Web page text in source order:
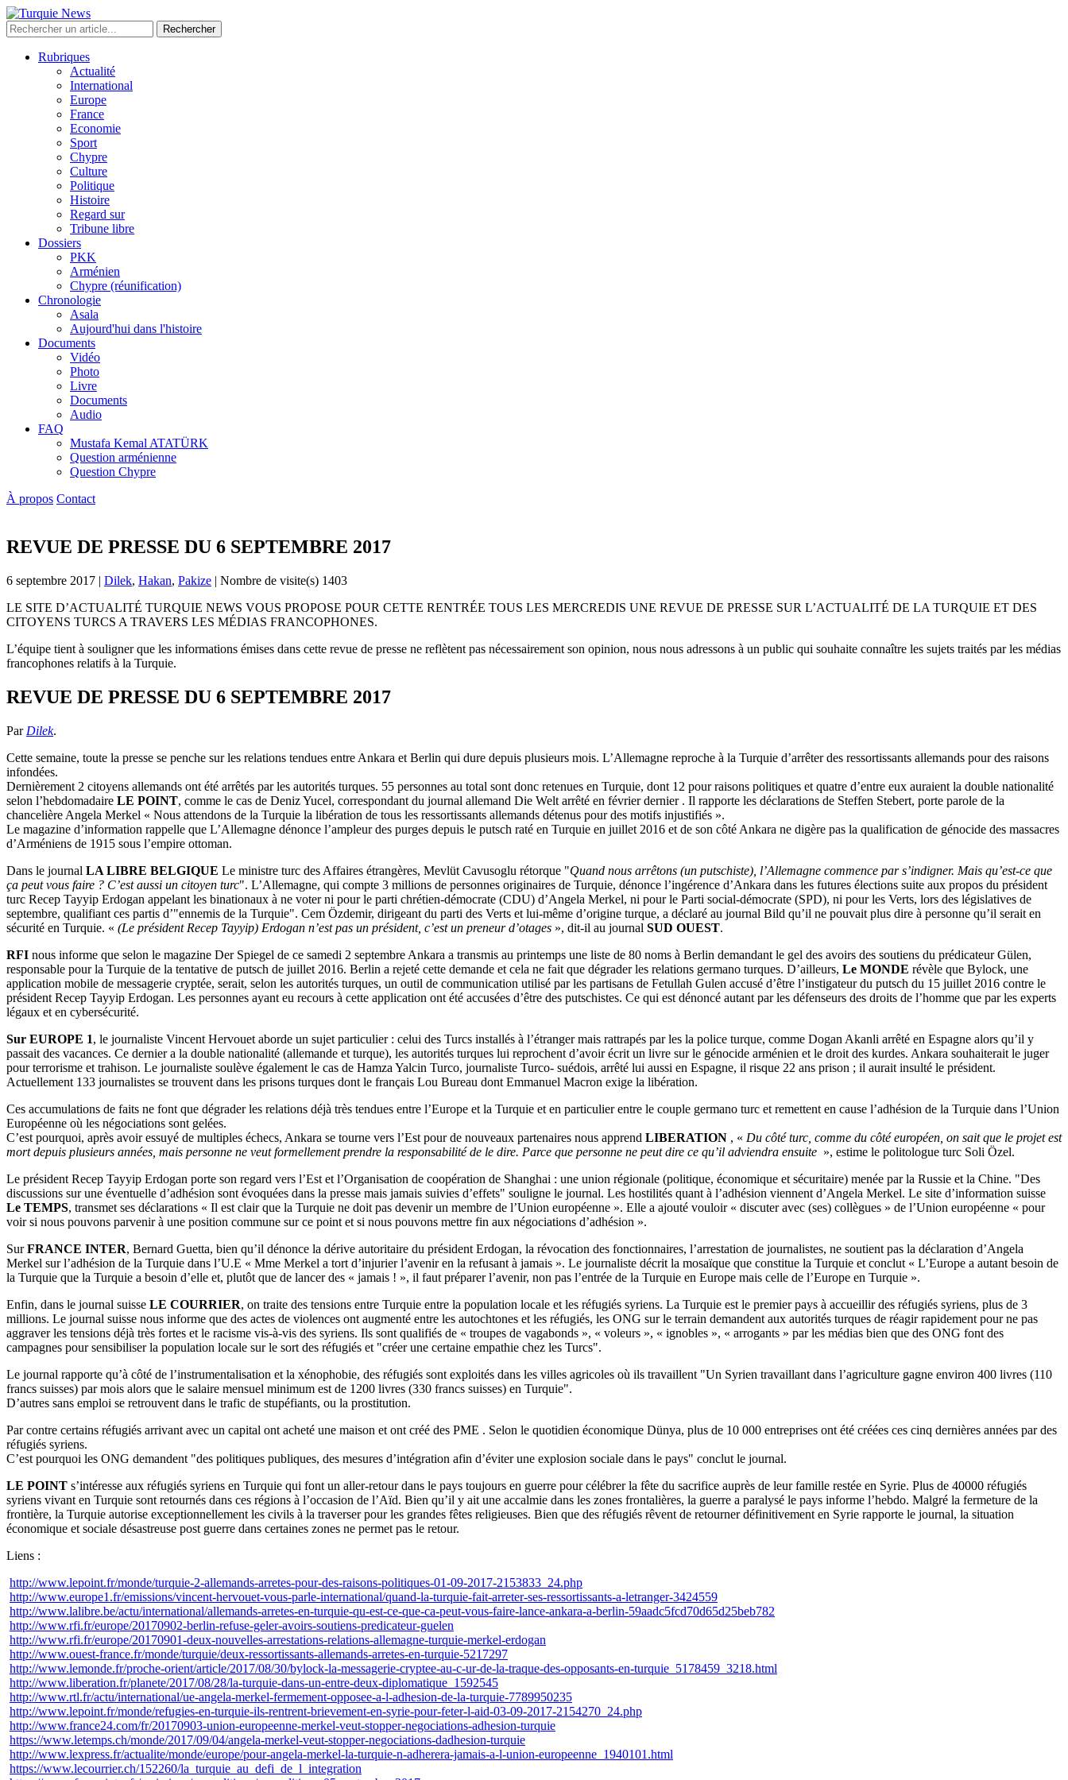
Rechercher
Rubriques
Actualité
International
Europe
France
Economie
Sport
Chypre
Culture
Politique
Histoire
Regard sur
Tribune libre
Dossiers
PKK
Arménien
Chypre (réunification)
Chronologie
Asala
Aujourd'hui dans l'histoire
Documents
Vidéo
Photo
Livre
Documents
Audio
FAQ
Mustafa Kemal ATATÜRK
Question arménienne
Question Chypre
À propos Contact
REVUE DE PRESSE DU 6 SEPTEMBRE 2017
6 septembre 2017 | Dilek, Hakan, Pakize | Nombre de visite(s) 1403
LE SITE D’ACTUALITÉ TURQUIE NEWS VOUS PROPOSE POUR CETTE RENTRÉE TOUS LES MERCREDIS UNE REVUE DE PRESSE SUR L’ACTUALITÉ DE LA TURQUIE ET DES
CITOYENS TURCS A TRAVERS LES MÉDIAS FRANCOPHONES.
L’équipe tient à souligner que les informations émises dans cette revue de presse ne reflètent pas nécessairement son opinion, nous nous adressons à un public qui souhaite connaître les sujets traités par les médias
francophones relatifs à la Turquie.
REVUE DE PRESSE DU 6 SEPTEMBRE 2017
Par Dilek.
Cette semaine, toute la presse se penche sur les relations tendues entre Ankara et Berlin qui dure depuis plusieurs mois. L’Allemagne reproche à la Turquie d’arrêter des ressortissants allemands pour des raisons
infondées.
Dernièrement 2 citoyens allemands ont été arrêtés par les autorités turques. 55 personnes au total sont donc retenues en Turquie, dont 12 pour raisons politiques et quatre d’entre eux auraient la double nationalité
selon l’hebdomadaire LE POINT, comme le cas de Deniz Yucel, correspondant du journal allemand Die Welt arrêté en février dernier . Il rapporte les déclarations de Steffen Stebert, porte parole de la
chancelière Angela Merkel « Nous attendons de la Turquie la libération de tous les ressortissants allemands détenus pour des motifs injustifiés ».
Le magazine d’information rappelle que L’Allemagne dénonce l’ampleur des purges depuis le putsch raté en Turquie en juillet 2016 et de son côté Ankara ne digère pas la qualification de génocide des massacres
d’Arméniens de 1915 sous l’empire ottoman.
Dans le journal LA LIBRE BELGIQUE Le ministre turc des Affaires étrangères, Mevlüt Cavusoglu rétorque "Quand nous arrêtons (un putschiste), l’Allemagne commence par s’indigner. Mais qu’est-ce que
ça peut vous faire ? C’est aussi un citoyen turc". L’Allemagne, qui compte 3 millions de personnes originaires de Turquie, dénonce l’ingérence d’Ankara dans les futures élections suite aux propos du président
turc Recep Tayyip Erdogan appelant les binationaux à ne voter ni pour le parti chrétien-démocrate (CDU) d’Angela Merkel, ni pour le Parti social-démocrate (SPD), ni pour les Verts, lors des législatives de
septembre, qualifiant ces partis d’"ennemis de la Turquie". Cem Özdemir, dirigeant du parti des Verts et lui-même d’origine turque, a déclaré au journal Bild qu’il ne pouvait plus dire à personne qu’il serait en
sécurité en Turquie. « (Le président Recep Tayyip) Erdogan n’est pas un président, c’est un preneur d’otages », dit-il au journal SUD OUEST.
RFI nous informe que selon le magazine Der Spiegel de ce samedi 2 septembre Ankara a transmis au printemps une liste de 80 noms à Berlin demandant le gel des avoirs des soutiens du prédicateur Gülen,
responsable pour la Turquie de la tentative de putsch de juillet 2016. Berlin a rejeté cette demande et cela ne fait que dégrader les relations germano turques. D’ailleurs, Le MONDE révèle que Bylock, une
application mobile de messagerie cryptée, serait, selon les autorités turques, un outil de communication utilisé par les partisans de Fetullah Gulen accusé d’être l’instigateur du putsch du 15 juillet 2016 contre le
président Recep Tayyip Erdogan. Les personnes ayant eu recours à cette application ont été accusées d’être des putschistes. Ce qui est dénoncé autant par les défenseurs des droits de l’homme que par les experts
légaux et en cybersécurité.
Sur EUROPE 1, le journaliste Vincent Hervouet aborde un sujet particulier : celui des Turcs installés à l’étranger mais rattrapés par les la police turque, comme Dogan Akanli arrêté en Espagne alors qu’il y
passait des vacances. Ce dernier a la double nationalité (allemande et turque), les autorités turques lui reprochent d’avoir écrit un livre sur le génocide arménien et le droit des kurdes. Ankara souhaiterait le juger
pour terrorisme et trahison. Le journaliste soulève également le cas de Hamza Yalcin Turco, journaliste Turco- suédois, arrêté lui aussi en Espagne, il risque 22 ans prison ; il aurait insulté le président.
Actuellement 133 journalistes se trouvent dans les prisons turques dont le français Lou Bureau dont Emmanuel Macron exige la libération.
Ces accumulations de faits ne font que dégrader les relations déjà très tendues entre l’Europe et la Turquie et en particulier entre le couple germano turc et remettent en cause l’adhésion de la Turquie dans l’Union
Européenne où les négociations sont gelées.
C’est pourquoi, après avoir essuyé de multiples échecs, Ankara se tourne vers l’Est pour de nouveaux partenaires nous apprend LIBERATION , « Du côté turc, comme du côté européen, on sait que le projet est
mort depuis plusieurs années, mais personne ne veut formellement prendre la responsabilité de le dire. Parce que personne ne peut dire ce qu’il adviendra ensuite », estime le politologue turc Soli Özel.
Le président Recep Tayyip Erdogan porte son regard vers l’Est et l’Organisation de coopération de Shanghai : une union régionale (politique, économique et sécuritaire) menée par la Russie et la Chine. "Des
discussions sur une éventuelle d’adhésion sont évoquées dans la presse mais jamais suivies d’effets" souligne le journal. Les hostilités quant à l’adhésion viennent d’Angela Merkel. Le site d’information suisse
Le TEMPS, transmet ses déclarations « Il est clair que la Turquie ne doit pas devenir un membre de l’Union européenne ». Elle a ajouté vouloir « discuter avec (ses) collègues » de l’Union européenne « pour
voir si nous pouvons parvenir à une position commune sur ce point et si nous pouvons mettre fin aux négociations d’adhésion ».
SurFRANCE INTER, Bernard Guetta, bien qu’il dénonce la dérive autoritaire du président Erdogan, la révocation des fonctionnaires, l’arrestation de journalistes, ne soutient pas la déclaration d’Angela
Merkel sur l’adhésion de la Turquie dans l’U.E « Mme Merkel a tort d’injurier l’avenir en la refusant à jamais ». Le journaliste décrit la mosaïque que constitue la Turquie et conclut « L’Europe a autant besoin de
la Turquie que la Turquie a besoin d’elle et, plutôt que de lancer des « jamais ! », il faut préparer l’avenir, non pas l’entrée de la Turquie en Europe mais celle de l’Europe en Turquie ».
Enfin, dans le journal suisse LE COURRIER, on traite des tensions entre Turquie entre la population locale et les réfugiés syriens. La Turquie est le premier pays à accueillir des réfugiés syriens, plus de 3
millions. Le journal suisse nous informe que des actes de violences ont augmenté entre les autochtones et les réfugiés, les ONG sur le terrain demandent aux autorités turques de réagir rapidement pour ne pas
aggraver les tensions déjà très fortes et le racisme vis-à-vis des syriens. Ils sont qualifiés de « troupes de vagabonds », « voleurs », « ignobles », « arrogants » par les médias bien que des ONG font des
campagnes pour sensibiliser la population locale sur le sort des réfugiés et "créer une certaine empathie chez les Turcs".
Le journal rapporte qu’à côté de l’instrumentalisation et la xénophobie, des réfugiés sont exploités dans les villes agricoles où ils travaillent "Un Syrien travaillant dans l’agriculture gagne environ 400 livres (110
francs suisses) par mois alors que le salaire mensuel minimum est de 1200 livres (330 francs suisses) en Turquie".
D’autres sans emploi se retrouvent dans le trafic de stupéfiants, ou la prostitution.
Par contre certains réfugiés arrivant avec un capital ont acheté une maison et ont créé des PME . Selon le quotidien économique Dünya, plus de 10 000 entreprises ont été créées ces cinq dernières années par des
réfugiés syriens.
C’est pourquoi les ONG demandent "des politiques publiques, des mesures d’intégration afin d’éviter une explosion sociale dans le pays" conclut le journal.
LE POINT s’intéresse aux réfugiés syriens en Turquie qui font un aller-retour dans le pays toujours en guerre pour célébrer la fête du sacrifice auprès de leur famille restée en Syrie. Plus de 40000 réfugiés
syriens vivant en Turquie sont retournés dans ces régions à l’occasion de l’Aïd. Bien qu’il y ait une accalmie dans les zones frontalières, la guerre a paralysé le pays informe l’hebdo. Malgré la fermeture de la
frontière, la Turquie autorise exceptionnellement les civils à la traverser pour les grandes fêtes religieuses. Bien que des réfugiés rêvent de retourner définitivement en Syrie rapporte le journal, la situation
économique et sociale désastreuse post guerre dans certaines zones ne permet pas le retour.
Liens :
http://www.lepoint.fr/monde/turquie-2-allemands-arretes-pour-des-raisons-politiques-01-09-2017-2153833_24.php
http://www.europe1.fr/emissions/vincent-hervouet-vous-parle-international/quand-la-turquie-fait-arreter-ses-ressortissants-a-letranger-3424559
http://www.lalibre.be/actu/international/allemands-arretes-en-turquie-qu-est-ce-que-ca-peut-vous-faire-lance-ankara-a-berlin-59aadc5fcd70d65d25beb782
http://www.rfi.fr/europe/20170902-berlin-refuse-geler-avoirs-soutiens-predicateur-guelen
http://www.rfi.fr/europe/20170901-deux-nouvelles-arrestations-relations-allemagne-turquie-merkel-erdogan
http://www.ouest-france.fr/monde/turquie/deux-ressortissants-allemands-arretes-en-turquie-5217297
http://www.lemonde.fr/proche-orient/article/2017/08/30/bylock-la-messagerie-cryptee-au-c-ur-de-la-traque-des-opposants-en-turquie_5178459_3218.html
http://www.liberation.fr/planete/2017/08/28/la-turquie-dans-un-entre-deux-diplomatique_1592545
http://www.rtl.fr/actu/international/ue-angela-merkel-fermement-opposee-a-l-adhesion-de-la-turquie-7789950235
http://www.lepoint.fr/monde/refugies-en-turquie-ils-rentrent-brievement-en-syrie-pour-feter-l-aid-03-09-2017-2154270_24.php
http://www.france24.com/fr/20170903-union-europeenne-merkel-veut-stopper-negociations-adhesion-turquie
https://www.letemps.ch/monde/2017/09/04/angela-merkel-veut-stopper-negociations-dadhesion-turquie
http://www.lexpress.fr/actualite/monde/europe/pour-angela-merkel-la-turquie-n-adherera-jamais-a-l-union-europeenne_1940101.html
https://www.lecourrier.ch/152260/la_turquie_au_defi_de_l_integration